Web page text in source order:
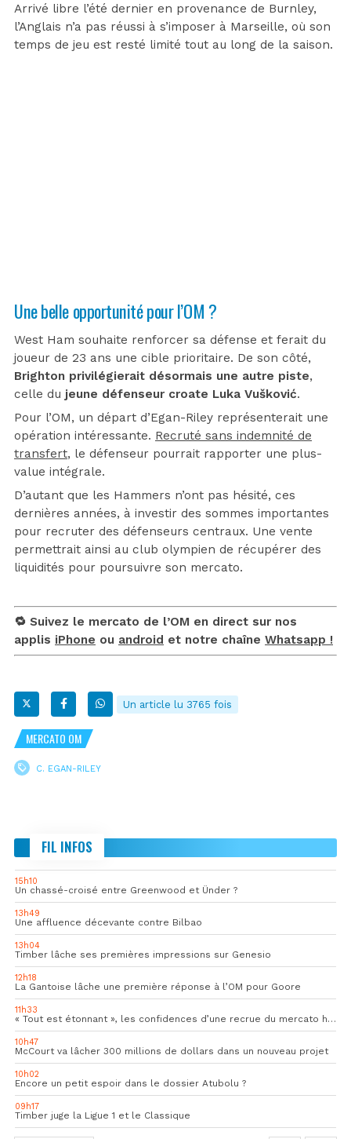
Arrivé libre l’été dernier en provenance de Burnley,
l’Anglais n’a pas réussi à s’imposer à Marseille, où son
temps de jeu est resté limité tout au long de la saison.
Une belle opportunité pour l’OM ?
West Ham souhaite renforcer sa défense et ferait du
joueur de 23 ans une cible prioritaire. De son côté,
Brighton privilégierait désormais une autre piste,
celle du jeune défenseur croate Luka Vušković.
Pour l’OM, un départ d’Egan-Riley représenterait une
opération intéressante. Recruté sans indemnité de
transfert, le défenseur pourrait rapporter une plus-
value intégrale.
D’autant que les Hammers n’ont pas hésité, ces
dernières années, à investir des sommes importantes
pour recruter des défenseurs centraux. Une vente
permettrait ainsi au club olympien de récupérer des
liquidités pour poursuivre son mercato.
🔁 Suivez le mercato de l’OM en direct sur nos
applis iPhone ou android et notre chaîne Whatsapp !
Un article lu 3765 fois
MERCATO OM
C. EGAN-RILEY
FIL INFOS
15h10
Un chassé-croisé entre Greenwood et Ünder ?
13h49
Une affluence décevante contre Bilbao
13h04
Timber lâche ses premières impressions sur Genesio
12h18
La Gantoise lâche une première réponse à l’OM pour Goore
11h33
« Tout est étonnant », les confidences d’une recrue du mercato hivernal de l’OM
10h47
McCourt va lâcher 300 millions de dollars dans un nouveau projet
10h02
Encore un petit espoir dans le dossier Atubolu ?
09h17
Timber juge la Ligue 1 et le Classique